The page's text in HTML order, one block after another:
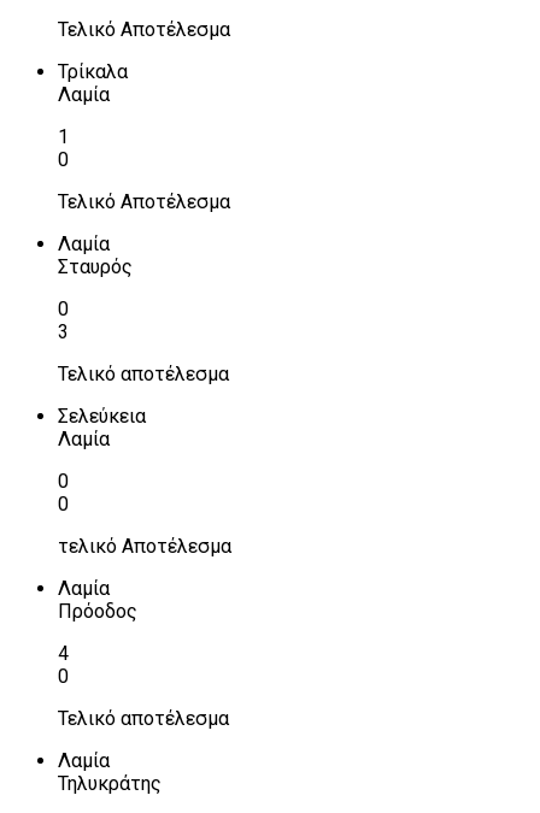
Τελικό Αποτέλεσμα
Τρίκαλα
Λαμία
1
0
Τελικό Αποτέλεσμα
Λαμία
Σταυρός
0
3
Τελικό αποτέλεσμα
Σελεύκεια
Λαμία
0
0
τελικό Αποτέλεσμα
Λαμία
Πρόοδος
4
0
Τελικό αποτέλεσμα
Λαμία
Τηλυκράτης